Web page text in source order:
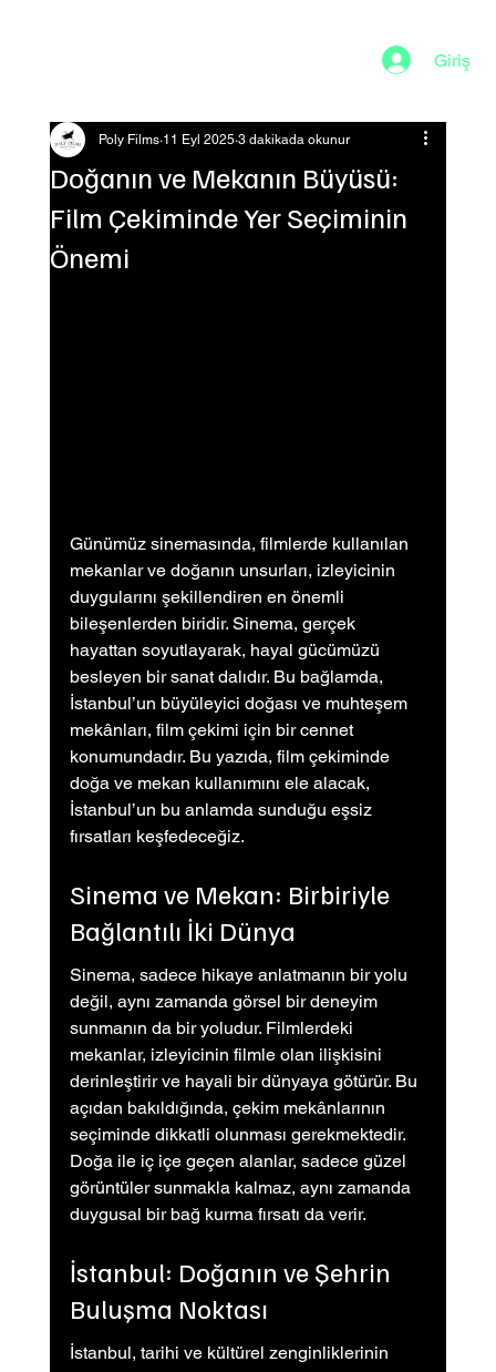
Giriş
Doğanın ve Mekanın Büyüsü:
Film Çekiminde Yer Seçiminin
Önemi
Poly Films 11 Eyl 2025 3 dakikada okunur
Günümüz sinemasında, filmlerde kullanılan
mekanlar ve doğanın unsurları, izleyicinin
duygularını şekillendiren en önemli
bileşenlerden biridir. Sinema, gerçek
hayattan soyutlayarak, hayal gücümüzü
besleyen bir sanat dalıdır. Bu bağlamda,
İstanbul’un büyüleyici doğası ve muhteşem
mekânları, film çekimi için bir cennet
konumundadır. Bu yazıda, film çekiminde
doğa ve mekan kullanımını ele alacak,
İstanbul’un bu anlamda sunduğu eşsiz
fırsatları keşfedeceğiz.
Sinema ve Mekan: Birbiriyle
Bağlantılı İki Dünya
Sinema, sadece hikaye anlatmanın bir yolu
değil, aynı zamanda görsel bir deneyim
sunmanın da bir yoludur. Filmlerdeki
mekanlar, izleyicinin filmle olan ilişkisini
derinleştirir ve hayali bir dünyaya götürür. Bu
açıdan bakıldığında, çekim mekânlarının
seçiminde dikkatli olunması gerekmektedir.
Doğa ile iç içe geçen alanlar, sadece güzel
görüntüler sunmakla kalmaz, aynı zamanda
duygusal bir bağ kurma fırsatı da verir.
İstanbul: Doğanın ve Şehrin
Buluşma Noktası
İstanbul, tarihi ve kültürel zenginliklerinin